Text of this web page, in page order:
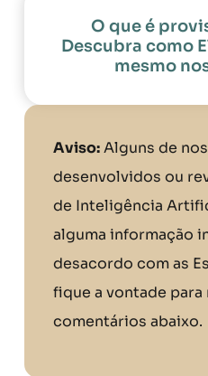
O que é
Descubra como
mesmo
Aviso:Alguns de
desenvolvidos ou
de Inteligência
alguma informação
desacordo com as
fique a vontade
comentários abaixo.